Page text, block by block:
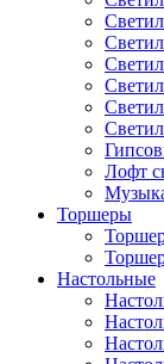
Лофт
Торшеры
Настольные